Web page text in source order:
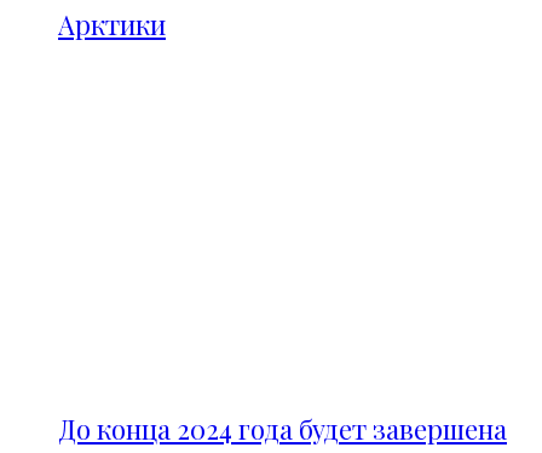
Арктики
До конца 2024 года будет завершена